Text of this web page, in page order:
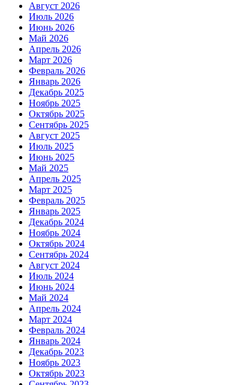
Август 2026
Июль 2026
Июнь 2026
Май 2026
Апрель 2026
Март 2026
Февраль 2026
Январь 2026
Декабрь 2025
Ноябрь 2025
Октябрь 2025
Сентябрь 2025
Август 2025
Июль 2025
Июнь 2025
Май 2025
Апрель 2025
Март 2025
Февраль 2025
Январь 2025
Декабрь 2024
Ноябрь 2024
Октябрь 2024
Сентябрь 2024
Август 2024
Июль 2024
Июнь 2024
Май 2024
Апрель 2024
Март 2024
Февраль 2024
Январь 2024
Декабрь 2023
Ноябрь 2023
Октябрь 2023